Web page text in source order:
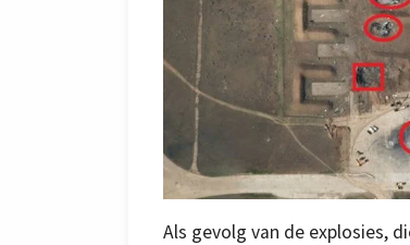
Als gevolg van de explosies,